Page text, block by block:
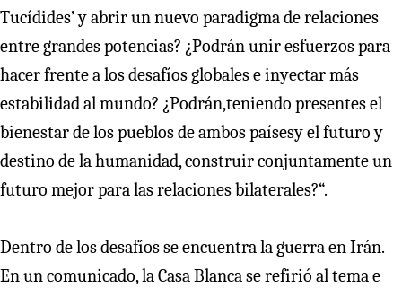
Tucídides’ y abrir un nuevo paradigma de relaciones
entre grandes potencias? ¿Podrán unir esfuerzos para
hacer frente a los desafíos globales e inyectar más
estabilidad al mundo? ¿Podrán,teniendo presentes el
bienestar de los pueblos de ambos paísesy el futuro y
destino de la humanidad, construir conjuntamente un
futuro mejor para las relaciones bilaterales?“.
Dentro de los desafíos se encuentra la guerra en Irán.
En un comunicado, la Casa Blanca se refirió al tema e